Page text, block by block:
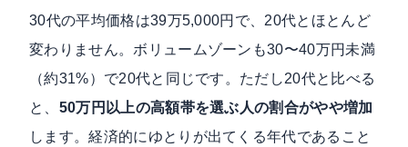
30代の平均価格は39万5,000円で、20代とほとんど
変わりません。ボリュームゾーンも30〜40万円未満
（約31%）で20代と同じです。ただし20代と比べる
と、 50万円以上の高額帯を選ぶ人の割合がやや増加
します。経済的にゆとりが出てくる年代であること